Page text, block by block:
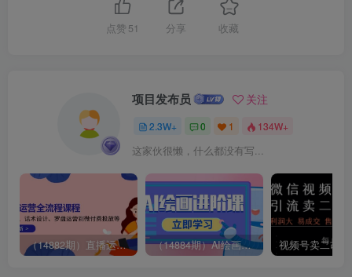
点赞 51 分享 收藏
项目发布员 关注
2.3W+ 0 1 134W+
这家伙很懒，什么都没有写...
（14882期）直播运营全流程课程-5月更新：从起号、话术设计、罗盘运营到微付费投放等 （14884期）AI绘画进阶课，涵盖电商摄影等多领域，PS操作与AI工具使用全面教学